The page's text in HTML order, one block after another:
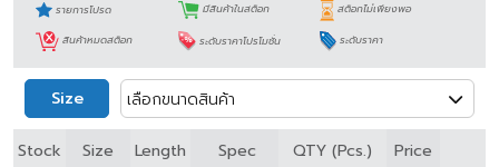
รายการโปรด มีสินค้าในสต็อก
สต็อกไม่เพียงพอ
สินค้าหมดสต็อก
ระดับราคาโปรโมชั่น ระดับราคา
Size เลือกขนาดสินค้า
Stock Size Length Spec QTY (Pcs.)
Price